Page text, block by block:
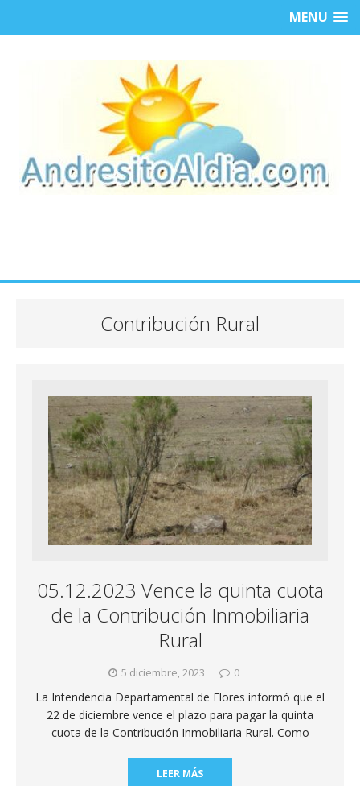
MENU
Contribución Rural
05.12.2023 Vence la quinta cuota
de la Contribución Inmobiliaria
Rural
5 diciembre, 2023 0
La Intendencia Departamental de Flores informó que el
22 de diciembre vence el plazo para pagar la quinta
cuota de la Contribución Inmobiliaria Rural. Como
LEER MÁS